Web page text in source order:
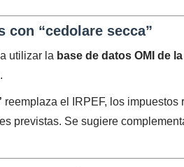
con “cedolare secca”
utilizar la base de datos OMI de
reemplaza el IRPEF, los impuestos
previstas. Se sugiere